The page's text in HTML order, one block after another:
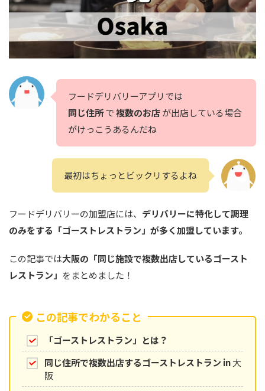
フードデリバリーアプリでは
同じ住所で複数のお店が出店している場合
がけっこうあるんだね
最初はちょっとビックリするよね
フードデリバリーの加盟店には、 デリバリーに特化して調理
のみをする「ゴーストレストラン」が多く加盟しています。
この記事では大阪の「同じ施設で複数出店しているゴースト
レストラン」 をまとめました！
この記事でわかること
「ゴーストレストラン」とは？
同じ住所で複数出店するゴーストレストラン in大
阪